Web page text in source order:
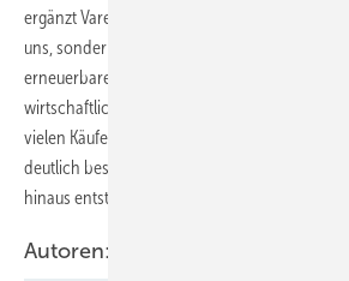
ergänzt Varena Junge, Geschäftsführerin von
uns, sondern vor allem für zukünftige Projekte
erneuerbaren Energien. Wir beweisen, dass
wirtschaftlich ohne staatliche Subventionen
vielen Käufer der virtuellen Solarpizzen, kann
deutlich beschleunigt und über den politisch
hinaus entstehen.“
Autoren: